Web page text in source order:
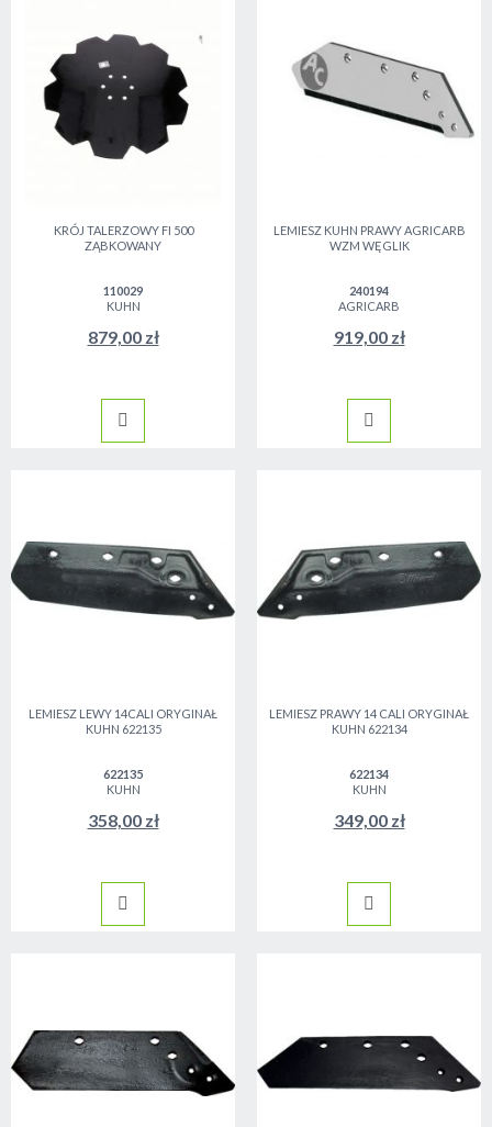
KRÓJ TALERZOWY FI 500
ZĄBKOWANY
110029
KUHN
879,00 zł
LEMIESZ KUHN PRAWY AGRICARB
WZM WĘGLIK
240194
AGRICARB
919,00 zł
LEMIESZ LEWY 14CALI ORYGINAŁ
KUHN 622135
622135
KUHN
358,00 zł
LEMIESZ PRAWY 14 CALI ORYGINAŁ
KUHN 622134
622134
KUHN
349,00 zł